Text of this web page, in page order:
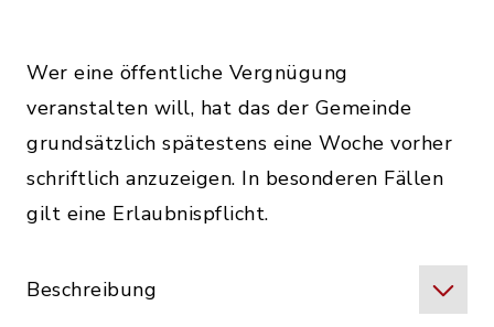
Wer eine öffentliche Vergnügung
veranstalten will, hat das der Gemeinde
grundsätzlich spätestens eine Woche vorher
schriftlich anzuzeigen. In besonderen Fällen
gilt eine Erlaubnispflicht.
Beschreibung